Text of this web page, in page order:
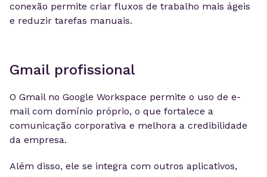
conexão permite criar fluxos de trabalho mais ágeis
e reduzir tarefas manuais.
Gmail profissional
O Gmail no Google Workspace permite o uso de e-
mail com domínio próprio, o que fortalece a
comunicação corporativa e melhora a credibilidade
da empresa.
Além disso, ele se integra com outros aplicativos,